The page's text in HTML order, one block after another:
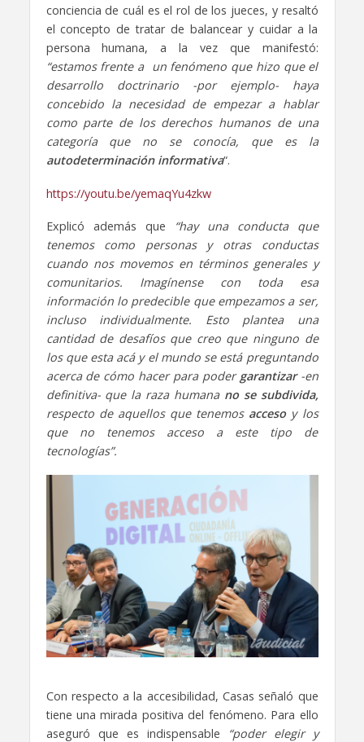
conciencia de cuál es el rol de los jueces, y resaltó
el concepto de tratar de balancear y cuidar a la
persona humana, a la vez que manifestó:
“estamos frente a un fenómeno que hizo que el
desarrollo doctrinario -por ejemplo- haya
concebido la necesidad de empezar a hablar
como parte de los derechos humanos de una
categoría que no se conocía, que es la
autodeterminación informativa“.
https://youtu.be/yemaqYu4zkw
Explicó además que
“hay una conducta que
tenemos como personas y otras conductas
cuando nos movemos en términos generales y
comunitarios. Imagínense con toda esa
información lo predecible que empezamos a ser,
incluso individualmente. Esto plantea una
cantidad de desafíos que creo que ninguno de
los que esta acá y el mundo se está preguntando
acerca de cómo hacer para poder garantizar-en
definitiva- que la raza humana no se subdivida,
respecto de aquellos que tenemosaccesoy los
que no tenemos acceso a este tipo de
tecnologías”.
Con respecto a la accesibilidad, Casas señaló que
tiene una mirada positiva del fenómeno. Para ello
aseguró que es indispensable
“poder elegir y